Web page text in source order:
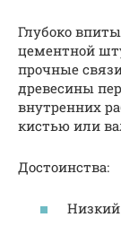
Глубоко
цементной
прочные
древесины
внутренних
кистью или
Достоинства:
Низкий